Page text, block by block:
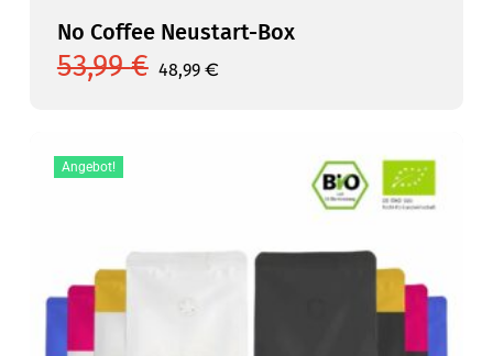
No Coffee Neustart-Box
53,99€ Ursprünglicher
Preis
48,99 €Aktueller
Preis
Angebot!